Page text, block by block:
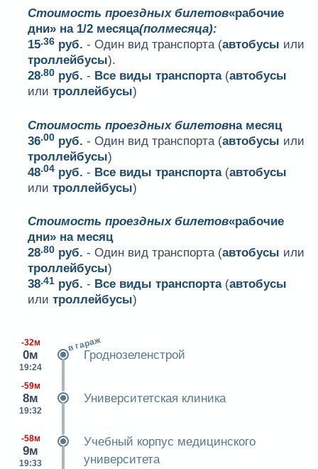
Стоимость проездных билетов«рабочие
дни» на 1/2 месяца(полмесяца):
15.36 руб. - Один вид транспорта (автобусы или
троллейбусы).
28.80 руб. - Все виды транспорта(автобусы
илитроллейбусы)
Стоимость проездных билетовна месяц
36.00 руб. - Один вид транспорта (автобусы или
троллейбусы)
48.04 руб. - Все виды транспорта(автобусы
илитроллейбусы)
Стоимость проездных билетов«рабочие
дни» на месяц
28.80 руб. - Один вид транспорта (автобусы или
троллейбусы)
38.41 руб. - Все виды транспорта(автобусы
илитроллейбусы)
-32м
0м
19:24
в гараж
Гроднозеленстрой
-59м
8м
19:32
Университетская клиника
-58м
9м
19:33
Учебный корпус медицинского
университета